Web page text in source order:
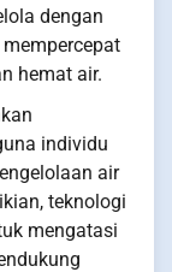
dengan
hemat air.
individu
air
teknologi
mengatasi